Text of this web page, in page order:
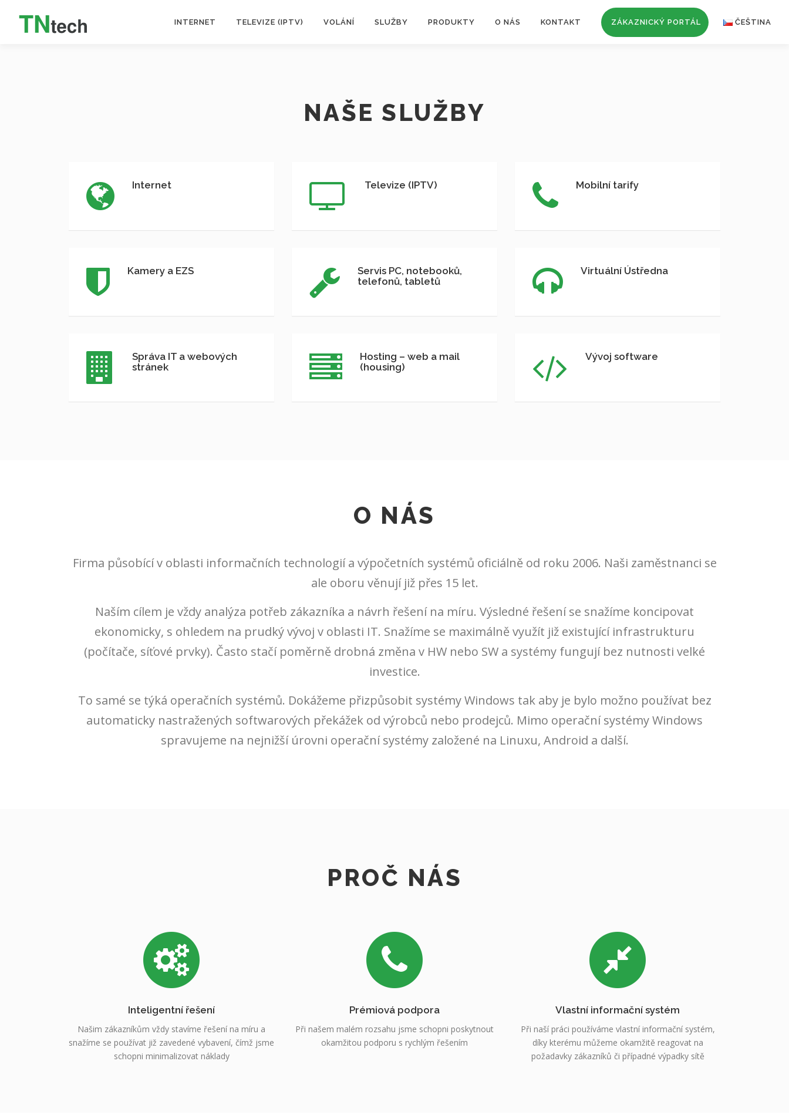
INTERNET TELEVIZE (IPTV) VOLÁNÍ SLUŽBY PRODUKTY O NÁS KONTAKT ZÁKAZNICKÝ PORTÁL ČEŠTINA
NAŠE SLUŽBY
Internet Televize (IPTV) Mobilní tarify
Kamery a EZS
Servis PC, notebooků,
telefonů, tabletů
Virtuální Ústředna
Správa IT a webových
stránek
Hosting – web a mail
(housing)
Vývoj software
O NÁS
Firma působící v oblasti informačních technologií a výpočetních systémů oficiálně od roku 2006. Naši zaměstnanci se
ale oboru věnují již přes 15 let.
Naším cílem je vždy analýza potřeb zákazníka a návrh řešení na míru. Výsledné řešení se snažíme koncipovat
ekonomicky, s ohledem na prudký vývoj v oblasti IT. Snažíme se maximálně využít již existující infrastrukturu
(počítače, síťové prvky). Často stačí poměrně drobná změna v HW nebo SW a systémy fungují bez nutnosti velké
investice.
To samé se týká operačních systémů. Dokážeme přizpůsobit systémy Windows tak aby je bylo možno používat bez
automaticky nastražených softwarových překážek od výrobců nebo prodejců. Mimo operační systémy Windows
spravujeme na nejnižší úrovni operační systémy založené na Linuxu, Android a další.
PROČ NÁS
Inteligentní řešení
Našim zákazníkům vždy stavíme řešení na míru a
snažíme se používat již zavedené vybavení, čímž jsme
schopni minimalizovat náklady
Prémiová podpora
Při našem malém rozsahu jsme schopni poskytnout
okamžitou podporu s rychlým řešením
Vlastní informační systém
Při naší práci používáme vlastní informační systém,
díky kterému můžeme okamžitě reagovat na
požadavky zákazníků či případné výpadky sítě